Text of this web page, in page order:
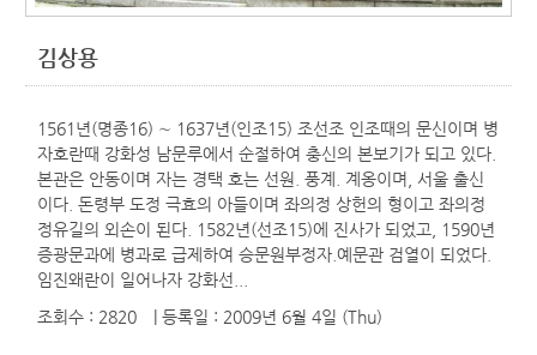
김상용
1561년(명종16) ∼ 1637년(인조15) 조선조 인조때의 문신이며 병
자호란때 강화성 남문루에서 순절하여 충신의 본보기가 되고 있다.
본관은 안동이며 자는 경택 호는 선원. 풍계. 계옹이며, 서울 출신
이다. 돈령부 도정 극효의 아들이며 좌의정 상헌의 형이고 좌의정
정유길의 외손이 된다. 1582년(선조15)에 진사가 되었고, 1590년
증광문과에 병과로 급제하여 승문원부정자.예문관 검열이 되었다.
임진왜란이 일어나자 강화선...
조회수 : 2820
| 등록일 : 2009년 6월 4일 (Thu)